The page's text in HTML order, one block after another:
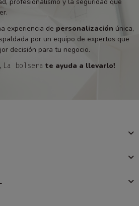
experiencia de personalización única,
por un equipo de expertos que
decisión para tu negocio.
La bolsera te ayuda a llevarlo!